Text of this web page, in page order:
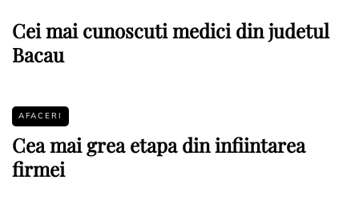
Cei mai cunoscuti medici din judetul
Bacau
AFACERI
Cea mai grea etapa din infiintarea
firmei